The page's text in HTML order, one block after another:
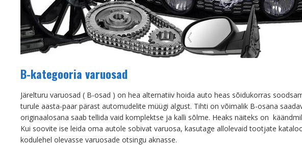
B-kategooria varuosad
Järelturu varuosad ( B-osad ) on hea alternatiiv hoida auto heas sõidukorras
turule aasta-paar pärast automudelite müügi algust. Tihti on võimalik B-osana
originaalosana saab tellida vaid komplektse ja kalli sõlme. Heaks näiteks on
Kui soovite ise leida oma autole sobivat varuosa, kasutage allolevaid tootjate
kodulehel olevasse varuosade otsingu aknasse.